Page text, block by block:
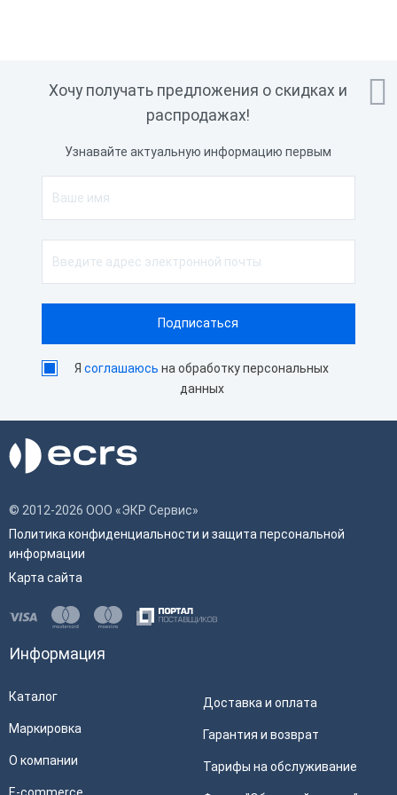

Хочу получать предложения о скидках и
распродажах!
Узнавайте актуальную информацию первым
Ясоглашаюсь на обработку персональных
данных
© 2012-2026 ООО «ЭКР Сервис»
Политика конфиденциальности и защита персональной
информации
Карта сайта
Информация
Каталог
Маркировка
О компании
Доставка и оплата
Гарантия и возврат
Тарифы на обслуживание